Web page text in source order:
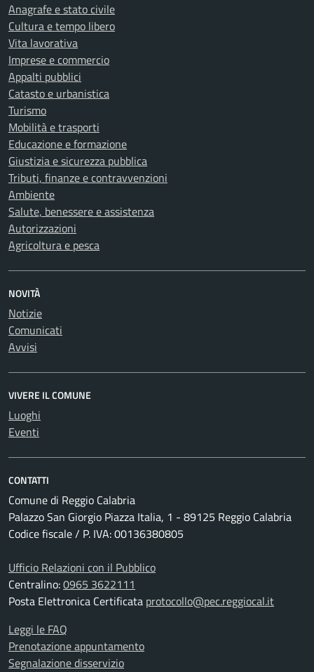
Anagrafe e stato civile
Cultura e tempo libero
Vita lavorativa
Imprese e commercio
Appalti pubblici
Catasto e urbanistica
Turismo
Mobilità e trasporti
Educazione e formazione
Giustizia e sicurezza pubblica
Tributi, finanze e contravvenzioni
Ambiente
Salute, benessere e assistenza
Autorizzazioni
Agricoltura e pesca
NOVITÀ
Notizie
Comunicati
Avvisi
VIVERE IL COMUNE
Luoghi
Eventi
CONTATTI
Comune di Reggio Calabria
Palazzo San Giorgio Piazza Italia, 1 - 89125 Reggio Calabria
Codice fiscale / P. IVA: 00136380805
Ufficio Relazioni con il Pubblico
Centralino:0965 3622111
Posta Elettronica Certificata protocollo@pec.reggiocal.it
Leggi le FAQ
Prenotazione appuntamento
Segnalazione disservizio